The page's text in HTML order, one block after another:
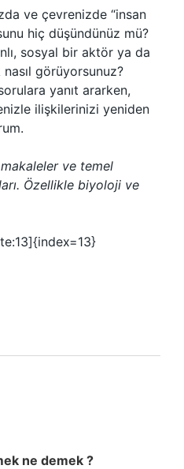
ve çevrenizde “insan
hiç düşündünüz mü?
sosyal bir aktör ya da
görüyorsunuz?
yanıt ararken,
ilişkilerinizi yeniden
ve temel
Özellikle biyoloji ve
ne demek ?